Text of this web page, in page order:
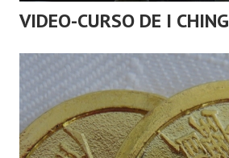
VIDEO-CURSO DE I CHING